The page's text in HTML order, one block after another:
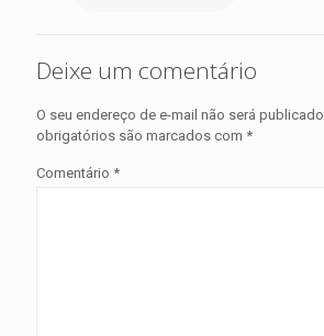
Deixe um comentário
O seu endereço de e-mail não será publicado.
obrigatórios são marcados com *
Comentário *